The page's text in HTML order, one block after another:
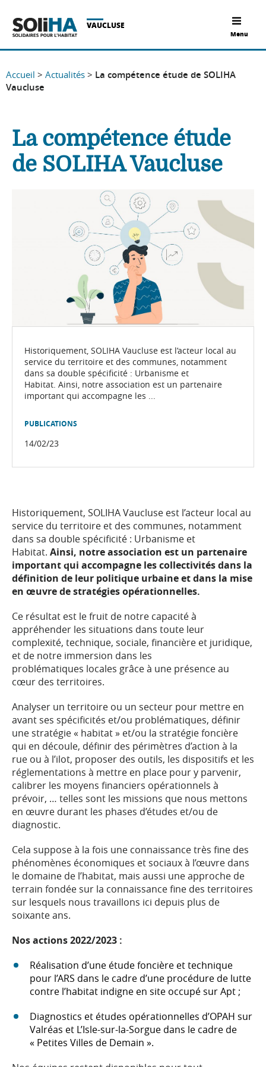
Menu
VAUCLUSE
Accueil > Actualités > La compétence étude de SOLIHA
Vaucluse
La compétence étude
de SOLIHA Vaucluse
Historiquement, SOLIHA Vaucluse est l’acteur local au
service du territoire et des communes, notamment
dans sa double spécificité : Urbanisme et
Habitat. Ainsi, notre association est un partenaire
important qui accompagne les ...
PUBLICATIONS
14/02/23
Historiquement, SOLIHA Vaucluse est l’acteur local au
service du territoire et des communes, notamment
dans sa double spécificité : Urbanisme et
Habitat. Ainsi, notre association est un partenaire
important qui accompagne les collectivités dans la
définition de leur politique urbaine et dans la mise
en œuvre de stratégies opérationnelles.
Ce résultat est le fruit de notre capacité à
appréhender les situations dans toute leur
complexité, technique, sociale, financière et juridique,
et de notre immersion dans les
problématiques locales grâce à une présence au
cœur des territoires.
Analyser un territoire ou un secteur pour mettre en
avant ses spécificités et/ou problématiques, définir
une stratégie « habitat » et/ou la stratégie foncière
qui en découle, définir des périmètres d’action à la
rue ou à l’ilot, proposer des outils, les dispositifs et les
réglementations à mettre en place pour y parvenir,
calibrer les moyens financiers opérationnels à
prévoir, … telles sont les missions que nous mettons
en œuvre durant les phases d’études et/ou de
diagnostic.
Cela suppose à la fois une connaissance très fine des
phénomènes économiques et sociaux à l’œuvre dans
le domaine de l’habitat, mais aussi une approche de
terrain fondée sur la connaissance fine des territoires
sur lesquels nous travaillons ici depuis plus de
soixante ans.
Nos actions 2022/2023 :
Réalisation d’une étude foncière et technique
pour l’ARS dans le cadre d’une procédure de lutte
contre l’habitat indigne en site occupé sur Apt ;
Diagnostics et études opérationnelles d’OPAH sur
Valréas et L’Isle-sur-la-Sorgue dans le cadre de
« Petites Villes de Demain ».